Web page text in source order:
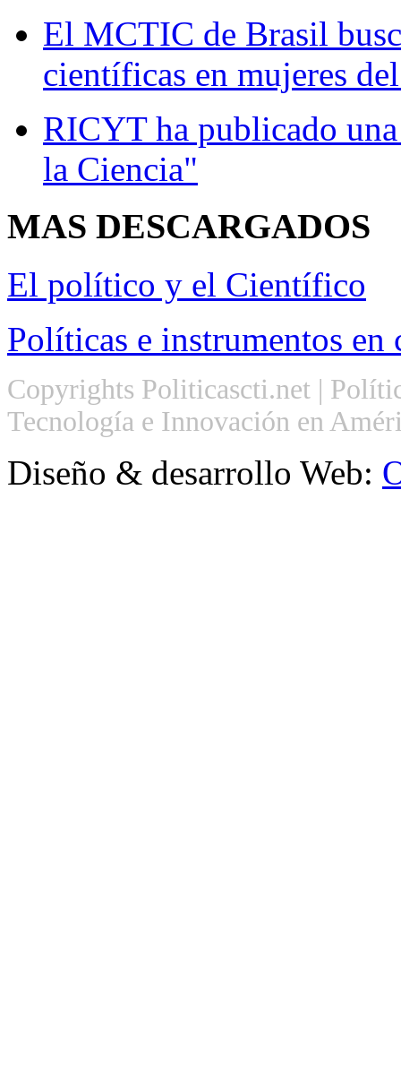
El MCTIC de Brasil
científicas en mujeres
RICYT ha publicado
la Ciencia"
MAS DESCARGADOS
El político y el Científico
Políticas e instrumentos
Copyrights Politicascti.net |
Tecnología e Innovación en
Diseño & desarrollo Web: